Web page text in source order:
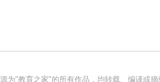
为"教育之家"的所有作品，均转载、编译或